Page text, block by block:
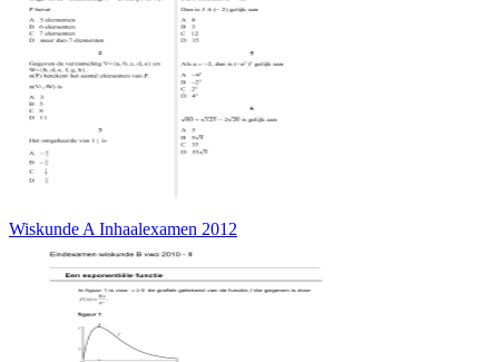
Wiskunde A Inhaalexamen 2012